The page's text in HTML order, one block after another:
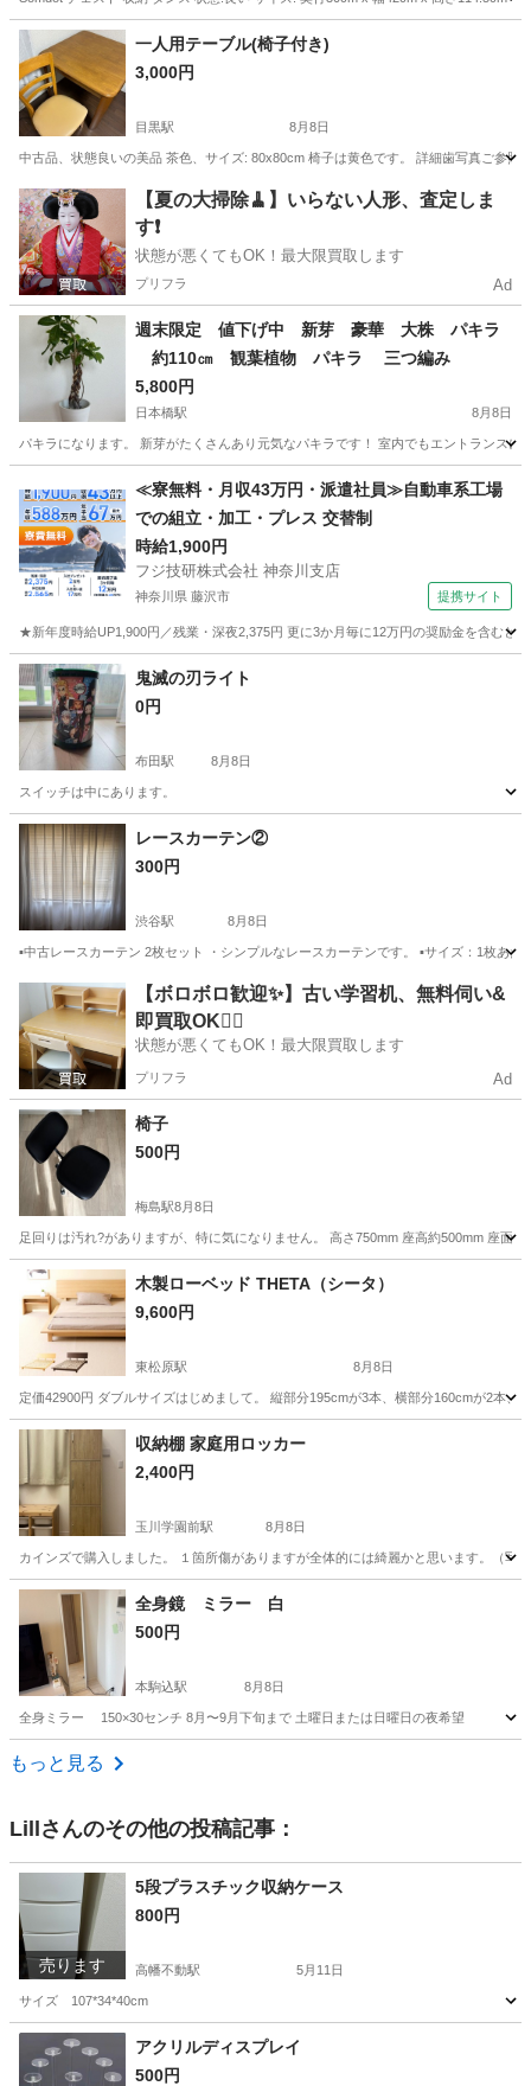
東京 世田谷区 二子玉川駅 収納家具
一人用テーブル(椅子付き)
3,000円
目黒駅 8月8日
中古品、状態良いの美品 茶色、サイズ: 80x80cm 椅子は黄色です。 詳細歯写真ご参照
東京 目黒区 目黒駅 テーブル 一人
【夏の大掃除🧹】いらない人形、査定しま
す❗️
状態が悪くてもOK！最大限買取します
プリフラ Ad
週末限定 値下げ中 新芽 豪華 大株 パキラ
約110㎝ 観葉植物 パキラ 三つ編み
5,800円
日本橋駅 8月8日
パキラになります。 新芽がたくさんあり元気なパキラです！ 室内でもエントランスに
日本橋駅 インテリア雑貨/小物 パキラ
≪寮無料・月収43万円・派遣社員≫自動車系工場
での組立・加工・プレス 交替制
時給1,900円
フジ技研株式会社 神奈川支店
神奈川県 藤沢市 提携サイト
★新年度時給UP1,900円／残業・深夜2,375円 更に3か月毎に12万円の奨励金を含む
神奈川 藤沢市 その他
鬼滅の刃ライト
0円
布田駅 8月8日
スイッチは中にあります。
東京 調布市 インテリア雑貨/小物
レースカーテン②
300円
渋谷駅 8月8日
▪️中古レースカーテン 2枚セット ・シンプルなレースカーテンです。 ▪️サイズ：1枚あ
東京 渋谷区 渋谷駅 カーテン、ブラインド カーテン
【ボロボロ歓迎✨】古い学習机、無料伺い&
即買取OK🙆‍♀️
状態が悪くてもOK！最大限買取します
プリフラ Ad
椅子
500円
梅島駅8月8日
足回りは汚れ?がありますが、特に気になりません。 高さ750mm 座高約500mm 座面幅
東京 足立区 梅島駅 椅子
木製ローベッド THETA（シータ）
9,600円
東松原駅 8月8日
定価42900円 ダブルサイズはじめまして。 縦部分195cmが3本、横部分160cmが2本
東京 世田谷区 東松原駅 ベッド
収納棚 家庭用ロッカー
2,400円
玉川学園前駅 8月8日
カインズで購入しました。 １箇所傷がありますが全体的には綺麗かと思います。（
東京 町田市 玉川学園前駅 収納家具
全身鏡 ミラー 白
500円
本駒込駅 8月8日
全身ミラー 150×30センチ 8月〜9月下旬まで 土曜日または日曜日の夜希望
東京 文京区
もっと見る
Lill さんのその他の投稿記事：
売ります
5段プラスチック収納ケース
800円
高幡不動駅 5月11日
サイズ 107*34*40cm
東京 日野市 高幡不動駅 収納家具
アクリルディスプレイ
500円